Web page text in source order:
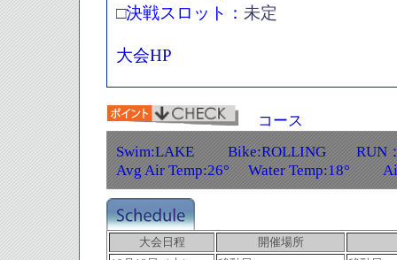
□決戦スロット： 未定
大会HP
コース
Swim:LAKE Bike:ROLLING RUN：
Avg Air Temp:26° Water Temp:18°
大会日程
開催場所